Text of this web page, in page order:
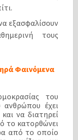
εξασφαλίσουν
τους
Φαινόμενα
του
ανθρώπου έχει
να διατηρεί
το κατορθώνει
από το οποίο